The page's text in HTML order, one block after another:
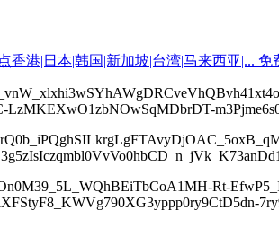
LzMKEXwO1zbNOwSqMDbrDT-
Rt-